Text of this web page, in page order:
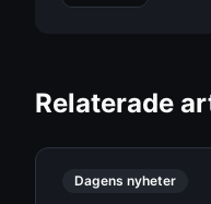
Relaterade
Dagens nyheter